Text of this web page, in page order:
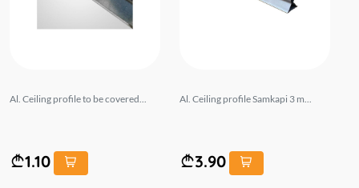
Al. Ceiling profile to be covered...
1.10
Al. Ceiling profile Samkapi 3 m...
3.90